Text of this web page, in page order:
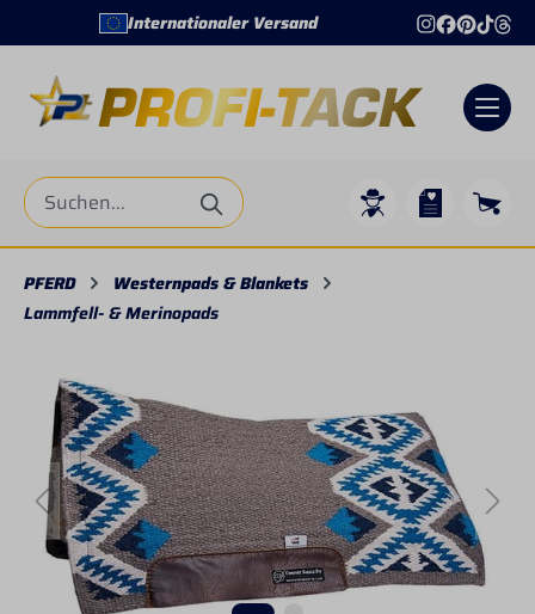
springen Internationaler Versand
PFERD
Westernpads & Blankets
Lammfell- & Merinopads
Bildergalerie überspringen